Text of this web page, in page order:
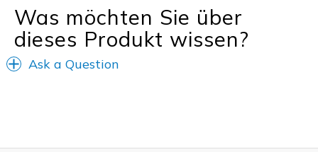
Was möchten Sie über
dieses Produkt wissen?
Ask a Question